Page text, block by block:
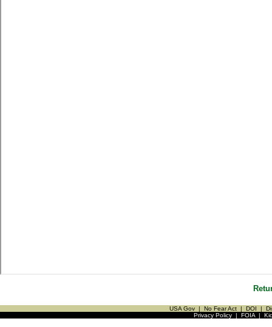
USA Gov | No Fear Act | DOI |
Privacy Policy| FOIA|